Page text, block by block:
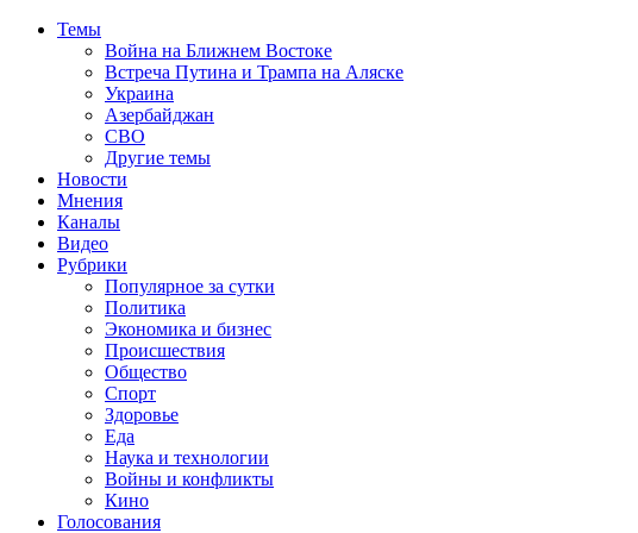
Темы
Война на Ближнем Востоке
Встреча Путина и Трампа на Аляске
Украина
Азербайджан
СВО
Другие темы
Новости
Мнения
Каналы
Видео
Рубрики
Популярное за сутки
Политика
Экономика и бизнес
Происшествия
Общество
Спорт
Здоровье
Еда
Наука и технологии
Войны и конфликты
Кино
Голосования